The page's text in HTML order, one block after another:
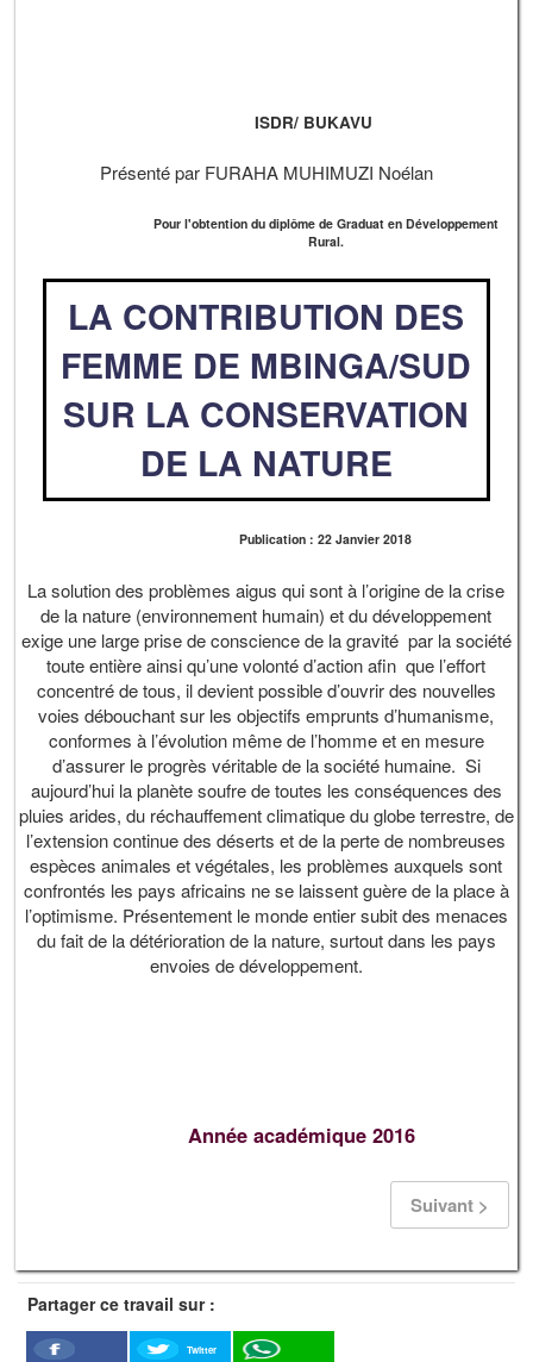
ISDR/ BUKAVU
Présenté par FURAHA MUHIMUZI Noélan
Pour l'obtention du diplôme de Graduat en Développement
Rural.
LA CONTRIBUTION DES
FEMME DE MBINGA/SUD
SUR LA CONSERVATION
DE LA NATURE
Publication : 22 Janvier 2018
La solution des problèmes aigus qui sont à l’origine de la crise
de la nature (environnement humain) et du développement
exige une large prise de conscience de la gravité par la société
toute entière ainsi qu’une volonté d’action afin que l’effort
concentré de tous, il devient possible d’ouvrir des nouvelles
voies débouchant sur les objectifs emprunts d’humanisme,
conformes à l’évolution même de l’homme et en mesure
d’assurer le progrès véritable de la société humaine. Si
aujourd’hui la planète soufre de toutes les conséquences des
pluies arides, du réchauffement climatique du globe terrestre, de
l’extension continue des déserts et de la perte de nombreuses
espèces animales et végétales, les problèmes auxquels sont
confrontés les pays africains ne se laissent guère de la place à
l’optimisme. Présentement le monde entier subit des menaces
du fait de la détérioration de la nature, surtout dans les pays
envoies de développement.
Année académique 2016
Suivant >
Partager ce travail sur :
Twitter